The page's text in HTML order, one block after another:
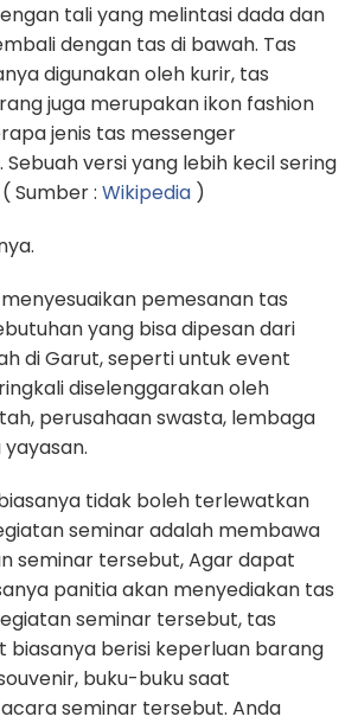
tali yang melintasi dada dan
dengan tas di bawah. Tas
digunakan oleh kurir, tas
juga merupakan ikon fashion
jenis tas messenger
. Sebuah versi yang lebih kecil sering
( Sumber : Wikipedia )
pemesanan tas
yang bisa dipesan dari
di Garut, seperti untuk event
diselenggarakan oleh
perusahaan swasta, lembaga
tidak boleh terlewatkan
seminar adalah membawa
seminar tersebut, Agar dapat
panitia akan menyediakan tas
seminar tersebut, tas
biasanya berisi keperluan barang
buku-buku saat
seminar tersebut. Anda